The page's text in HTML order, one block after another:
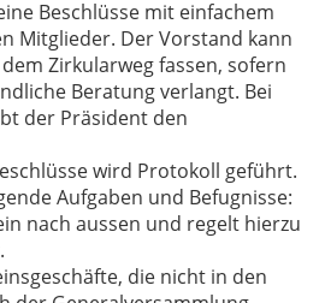
Beschlüsse mit einfachem
Mitglieder. Der Vorstand kann
Zirkularweg fassen, sofern
Beratung verlangt. Bei
der Präsident den
wird Protokoll geführt.
Aufgaben und Befugnisse:
nach aussen und regelt hierzu
die nicht in den